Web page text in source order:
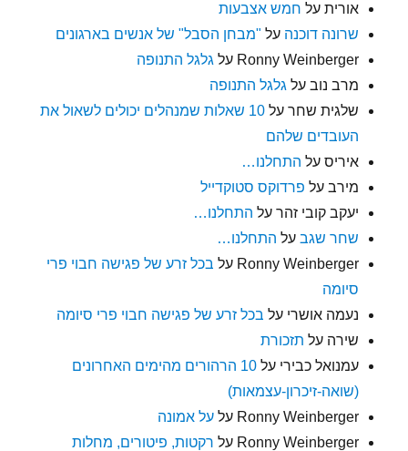
אורית על חמש אצבעות
שרונה דוכנה על "מבחן הסבל" של אנשים בארגונים
Ronny Weinberger על גלגל התנופה
מרב נוב על גלגל התנופה
שלגית שחר על
10 שאלות שמנהלים יכולים לשאול את
העובדים שלהם
איריס על התחלנו…
מירב על פרדוקס סטוקדייל
יעקב קובי זהר על התחלנו…
שחר שגב על התחלנו…
Ronny Weinberger על בכל זרע של פגישה חבוי פרי
סיומה
נעמה אושרי על בכל זרע של פגישה חבוי פרי סיומה
שירה על תזכורת
עמנואל כבירי על
10 הרהורים מהימים האחרונים
(שואה-זיכרון-עצמאות)
Ronny Weinberger עלעל אמונה
Ronny Weinberger על רקטות, פיטורים, מחלות